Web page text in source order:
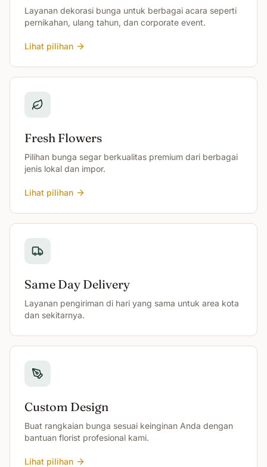
Layanan dekorasi bunga untuk berbagai acara seperti
pernikahan, ulang tahun, dan corporate event.
Lihat pilihan
Fresh Flowers
Pilihan bunga segar berkualitas premium dari berbagai
jenis lokal dan impor.
Lihat pilihan
Same Day Delivery
Layanan pengiriman di hari yang sama untuk area kota
dan sekitarnya.
Custom Design
Buat rangkaian bunga sesuai keinginan Anda dengan
bantuan florist profesional kami.
Lihat pilihan